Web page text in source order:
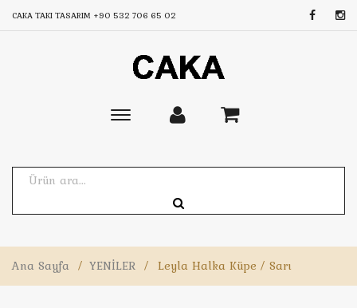
CAKA TAKI TASARIM +90 532 706 65 02
Toggle
Ana Sayfa / YENİLER / Leyla Halka Küpe / Sarı